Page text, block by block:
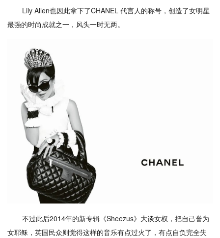
Lily Allen也因此拿下了CHANEL 代言人的称号，创造了女明星
最强的时尚成就之一，风头一时无两。
不过此后2014年的新专辑《Sheezus》大谈女权，把自己誉为
女耶稣，英国民众则觉得这样的音乐有点过火了，有点自负完全失